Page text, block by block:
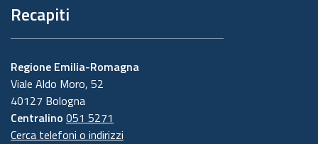
Recapiti
Regione Emilia-Romagna
Viale Aldo Moro, 52
40127 Bologna
Centralino 051 5271
Cerca telefoni o indirizzi